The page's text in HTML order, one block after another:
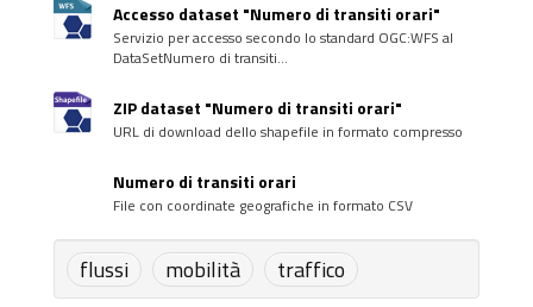
Accesso dataset "Numero di transiti orari"
Servizio per accesso secondo lo standard OGC:WFS al
DataSetNumero di transiti...
ZIP dataset "Numero di transiti orari"
URL di download dello shapefile in formato compresso
Numero di transiti orari
File con coordinate geografiche in formato CSV
flussi mobilità traffico